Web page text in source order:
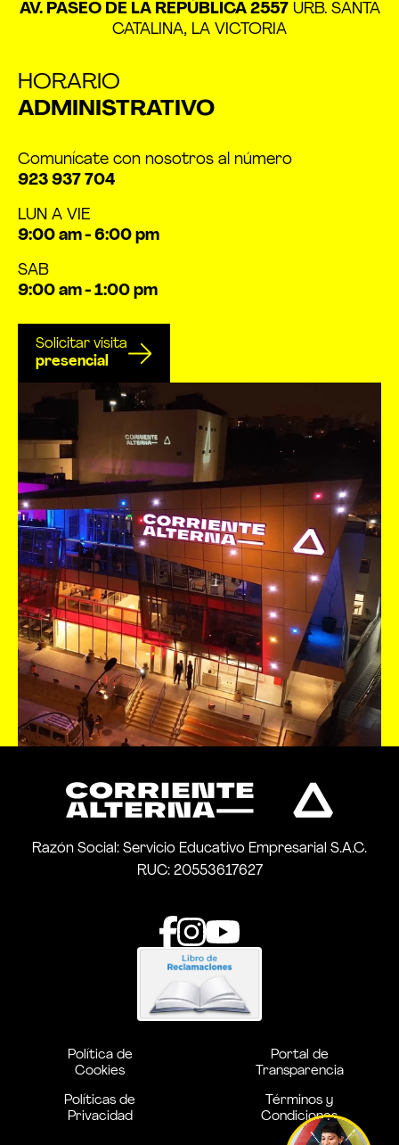
AV. PASEO DE LA REPÚBLICA 2557URB. SANTA
CATALINA, LA VICTORIA
HORARIO
ADMINISTRATIVO
Comunícate con nosotros al número
923 937 704
LUN A VIE
9:00 am - 6:00 pm
SAB
9:00 am - 1:00 pm
Solicitar visita
presencial
Razón Social: Servicio Educativo Empresarial S.A.C.
RUC: 20553617627
Política de
Cookies
Políticas de
Privacidad
Portal de
Transparencia
Términos y
Condiciones